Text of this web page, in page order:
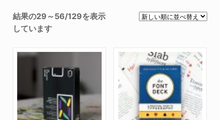
結果の29～56/129を表示
しています